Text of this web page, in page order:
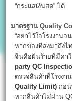
“กระแสเงินสด” ได้
มาตรฐาน Quality
“อย่าไว้ใจโรงงาน
หากของที่ส่งมาถึงไ
จีนคือฝันร้ายที่มีค่า
party QC
ตรวจสินค้าที่โรงงา
Quality Limit) ก่อ
หากสินค้าไม่ผ่าน